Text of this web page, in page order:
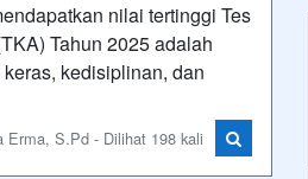
nilai tertinggi Tes
Tahun 2025 adalah
kedisiplinan, dan
Erma, S.Pd - Dilihat 198 kali